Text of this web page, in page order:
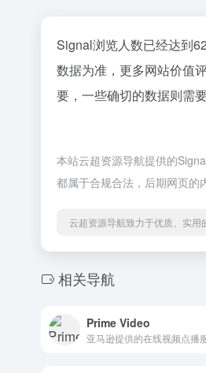
Signal浏览人数已经达到
数据为准，更多网站价值
要，一些确切的数据则需
本站云超资源导航提供的
都属于合规合法，后期网页的
云超资源导航致力于优质、实用
相关导航
Prime Video
亚马逊提供的在线视频点播